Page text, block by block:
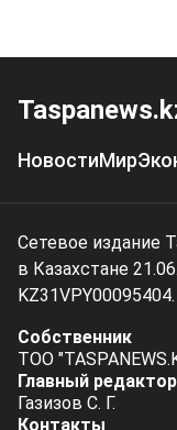
НовостиМир
Сетевое издание
в Казахстане
KZ31VPY00095404.
Собственник
ТОО
Главный редактор
Газизов С. Г.
Контакты